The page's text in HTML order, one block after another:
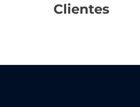
Clientes